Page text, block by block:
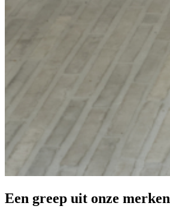
Een greep uit onze merken